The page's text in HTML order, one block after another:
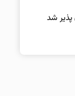
پذیر شد